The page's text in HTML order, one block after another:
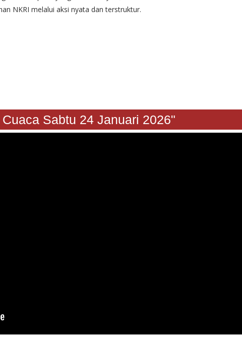
NKRI melalui aksi nyata dan terstruktur.
Sabtu 24 Januari 2026"